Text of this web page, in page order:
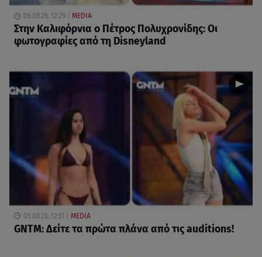
06.08.26, 12:29 MEDIA
Στην Καλιφόρνια ο Πέτρος Πολυχρονίδης: Οι
φωτογραφίες από τη Disneyland
05.08.26, 12:51 MEDIA
GNTM: Δείτε τα πρώτα πλάνα από τις auditions!